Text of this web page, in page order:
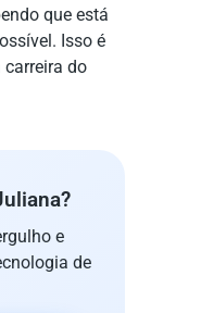
que está
Isso é
do
e
de